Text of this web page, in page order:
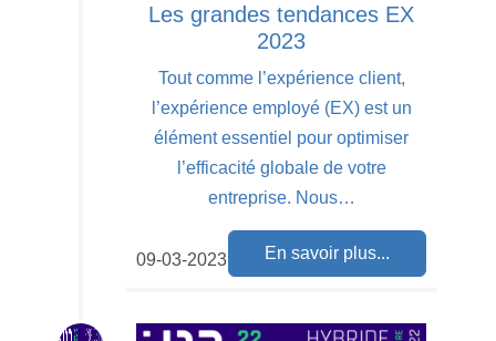
Les grandes tendances EX
2023
Tout comme l’expérience client,
l’expérience employé (EX) est un
élément essentiel pour optimiser
l’efficacité globale de votre
entreprise. Nous…
En savoir plus...
09-03-2023